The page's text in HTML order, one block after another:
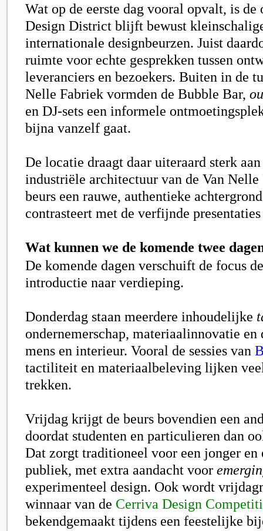
Wat op de eerste dag vooral opvalt, is de
Design District blijft bewust
internationale designbeurzen. Juist
ruimte voor echte gesprekken tussen
leveranciers en bezoekers. Buiten in de
Nelle Fabriek vormden de Bubble Bar,
en DJ-sets een informele
bijna vanzelf gaat.
De locatie draagt daar uiteraard sterk
industriële architectuur van de Van Nelle
beurs een rauwe, authentieke
contrasteert met de verfijnde presentaties
Wat kunnen we de komende twee
De komende dagen verschuift de focus
introductie naar verdieping.
Donderdag staan meerdere inhoudelijke
ondernemerschap, materiaalinnovatie en
mens en interieur. Vooral de sessies van
tactiliteit en materiaalbeleving lijken
trekken.
Vrijdag krijgt de beurs bovendien een
doordat studenten en particulieren dan
Dat zorgt traditioneel voor een jonger en
publiek, met extra aandacht voor
experimenteel design. Ook wordt
winnaar van de Cerriva Design
bekendgemaakt tijdens een feestelijke